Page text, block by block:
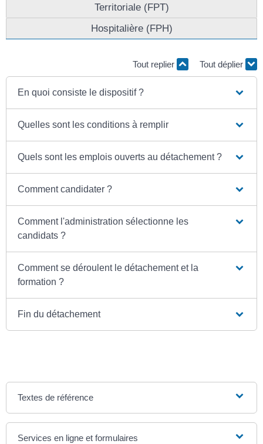
Territoriale (FPT)
Hospitalière (FPH)
Tout replier Tout déplier
En quoi consiste le dispositif ?
Quelles sont les conditions à remplir
Quels sont les emplois ouverts au détachement ?
Comment candidater ?
Comment l'administration sélectionne les
candidats ?
Comment se déroulent le détachement et la
formation ?
Fin du détachement
Textes de référence
Services en ligne et formulaires